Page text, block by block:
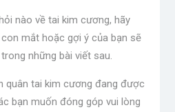
nào về tai kim cương, hãy
mắt hoặc gợi ý của bạn sẽ
những bài viết sau.
quân tai kim cương đang được
bạn muốn đóng góp vui lòng